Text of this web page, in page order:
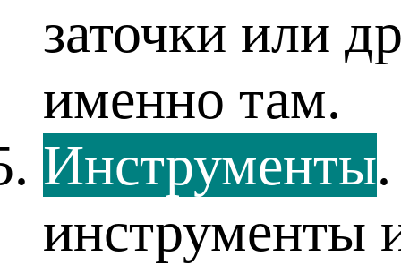
заточки или
именно там.
Инструменты
инструменты